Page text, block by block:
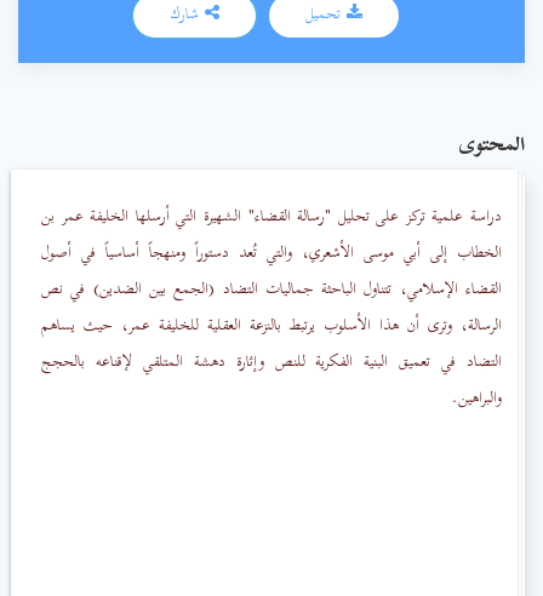
تحميل
المحتوى
دراسة علمية تركز على تحليل "رسالة القضاء" الشهيرة التي أرسلها الخليفة عمر بن
الخطاب إلى أبي موسى الأشعري، والتي تُعد دستوراً ومنهجاً أساسياً في أصول
القضاء الإسلامي، تتناول الباحثة جماليات التضاد (الجمع بين الضدين) في نص
الرسالة، وترى أن هذا الأسلوب يرتبط بالنزعة العقلية للخليفة عمر، حيث يساهم
التضاد في تعميق البنية الفكرية للنص وإثارة دهشة المتلقي لإقناعه بالحجج
والبراهين.